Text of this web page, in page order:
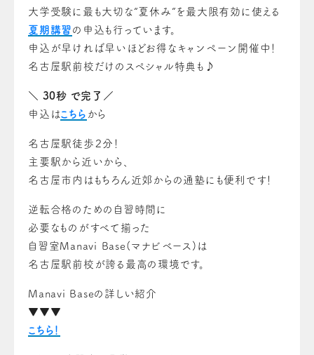
大学受験に最も大切な“夏休み”を最大限有効に使える
夏期講習 の申込も行っています。
申込が早ければ早いほどお得なキャンペーン開催中！
名古屋駅前校だけのスペシャル特典も♪
＼ 30秒 で完了／
申込はこちら から
名古屋駅徒歩２分！
主要駅から近いから、
名古屋市内はもちろん近郊からの通塾にも便利です！
逆転合格のための自習時間に
必要なものがすべて揃った
自習室Manavi Base(マナビベース)は
名古屋駅前校が誇る最高の環境です。
Manavi Baseの詳しい紹介
▼▼▼
こちら！